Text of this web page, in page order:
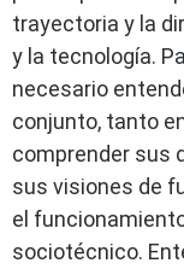
trayectoria y la
y la tecnología.
necesario
conjunto, tanto
comprender sus
sus visiones de
el
sociotécnico.